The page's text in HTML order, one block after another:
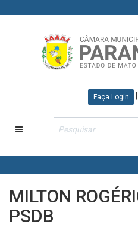
Faça Login
Toggle
navigation
MILTON
PSDB